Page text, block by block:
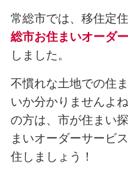
常総市では、移住定
総市お住まいオーダ
しました。
不慣れな土地での住
いか分かりませんよ
の方は、市が住まい
まいオーダーサービ
住しましょう！